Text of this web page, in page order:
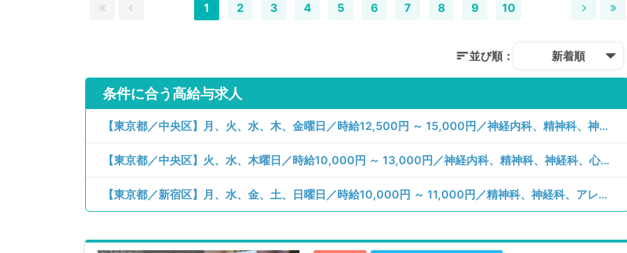
1 2 3 4 5 6 7 8 9 10
並び順： 新着順
条件に合う高給与求人
【東京都／中央区】月、火、水、木、金曜日／時給12,500円 ～ 15,000円／神経内科、精神科、神経科、アレルギー科、リウマチ科、小児科、整形外科、形成外科、美容外科、脳神経外科、呼吸器外科、心臓血管外科、小児外科、皮膚科、泌尿器科、産婦人科、産科、婦人科、眼科、耳鼻咽喉科、気管食道科、放射線科、リハビリテーション科、麻酔科、ペインクリニック、人工透析科、緩和ケア科、一般内科、循環器内科、呼吸器内科、消化器内科、内分泌・代謝内科、腎臓内科、老年内科、血液内科、外科系全般、一般外科、消化器外科、乳腺外科、総合診療科、美容皮膚科、健診・人間ドック、救急科・ＩＣＵ、病理科、基礎医学系、膠原病科、スポーツ整形外科、大腸・肛門外科、その他、産業医、科目不問
【東京都／中央区】火、水、木曜日／時給10,000円 ～ 13,000円／神経内科、精神科、神経科、心療内科、アレルギー科、リウマチ科、小児科、整形外科、形成外科、美容外科、脳神経外科、呼吸器外科、心臓血管外科、小児外科、皮膚科、泌尿器科、産婦人科、産科、婦人科、眼科、耳鼻咽喉科、気管食道科、放射線科、リハビリテーション科、麻酔科、人工透析科、緩和ケア科、一般内科、循環器内科、呼吸器内科、消化器内科、内分泌・代謝内科、腎臓内科、老年内科、血液内科、外科系全般、一般外科、消化器外科、乳腺外科、総合診療科、美容皮膚科、健診・人間ドック、救急科・ＩＣＵ、病理科、膠原病科、スポーツ整形外科、大腸・肛門外科／一般外来
【東京都／新宿区】月、水、金、土、日曜日／時給10,000円 ～ 11,000円／精神科、神経科、アレルギー科、リウマチ科、小児科、皮膚科、産婦人科、産科、婦人科、眼科、耳鼻咽喉科、気管食道科、放射線科、リハビリテーション科、麻酔科、ペインクリニック、人工透析科、緩和ケア科、一般内科、外科系全般、一般外科、総合診療科、美容皮膚科、健診・人間ドック、救急科・ＩＣＵ、病理科、基礎医学系、その他、産業医、科目不問